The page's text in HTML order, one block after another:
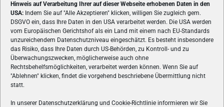
Hinweis auf Verarbeitung Ihrer auf dieser Webseite erhobenen Daten in den
USA: Indem Sie auf "Alle Akzeptieren" klicken, willigen Sie zugleich gem.
DSGVO ein, dass Ihre Daten in den USA verarbeitet werden. Die USA werden
vom Europäischen Gerichtshof als ein Land mit einem nach EU-Standards
unzureichendem Datenschutzniveau eingeschätzt. Es besteht insbesondere
das Risiko, dass Ihre Daten durch US-Behörden, zu Kontroll- und zu
Überwachungszwecken, möglicherweise auch ohne
Rechtsbehelfsmöglichkeiten, verarbeitet werden können. Wenn Sie auf
"Ablehnen" klicken, findet die vorgehend beschriebene Übermittlung nicht
statt.
In unserer Datenschutzerklärung und Cookie-Richtlinie informieren wir Sie